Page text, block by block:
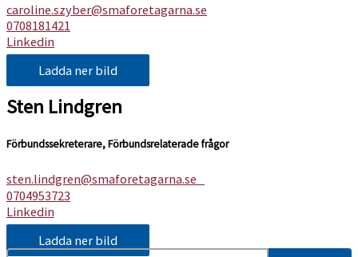
caroline.szyber@smaforetagarna.se
0708181421
Linkedin
Ladda ner bild
Sten Lindgren
Förbundssekreterare, Förbundsrelaterade frågor
sten.lindgren@smaforetagarna.se
0704953723
Linkedin
Ladda ner bild